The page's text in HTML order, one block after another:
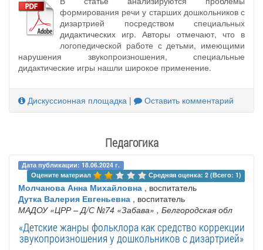
формирования речи у старших дошкольников с
дизартрией посредством специальных
дидактических игр. Авторы отмечают, что в
логопедической работе с детьми, имеющими
нарушения звукопроизношения, специальные
дидактические игры нашли широкое применение.
Дискуссионная площадка | Оставить комментарий
Педагогика
Дата публикации: 18.06.2024 г.
Оцените материал
Средняя оценка: 2 (Всего: 1)
Молчанова Анна Михайловна , воспитатель
Дутка Валерия Евгеньевна , воспитатель
МАДОУ «ЦРР – Д/С №74 «Забава» , Белгородская обл
«Детские жанры фольклора как средство коррекции
звукопроизношения у дошкольников с дизартрией»